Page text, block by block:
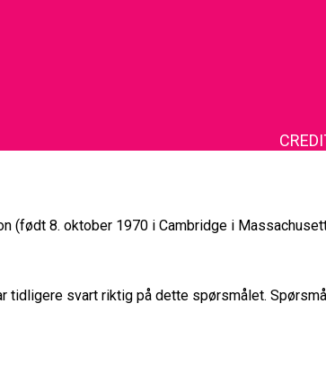
(født 8. oktober 1970 i Cambridge i
tidligere svart riktig på dette spørsmålet.